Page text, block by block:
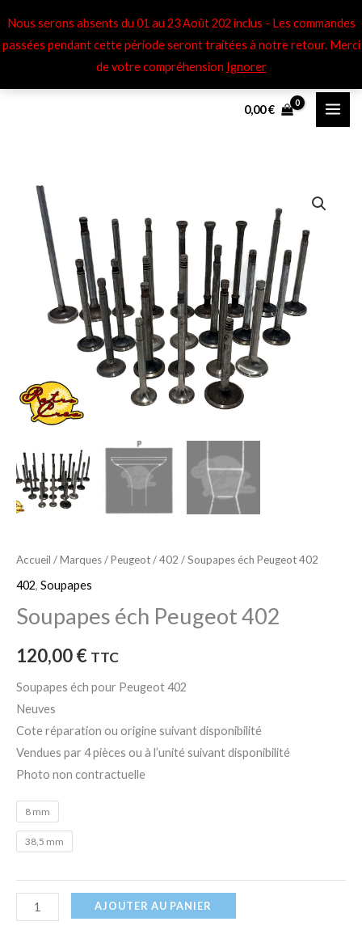
Nous serons absents du 01 au 23 Août 202 inclus - Les commandes
passées pendant cette période seront traitées à notre retour​. Merci
de votre compréhension Ignorer
au
contenu
0,00€
Accueil /Marques/Peugeot/402 / Soupapes éch Peugeot 402
402, Soupapes
Soupapes éch Peugeot 402
120,00€ TTC
Soupapes éch pour Peugeot 402
Neuves
Cote réparation ou origine suivant disponibilité
Vendues par 4 pièces ou à l’unité suivant disponibilité
Photo non contractuelle
8 mm
38,5 mm
quantité
Soupapes
Peugeot
AJOUTER AU PANIER